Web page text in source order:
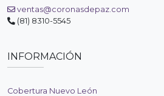
ventas@coronasdepaz.com
(81) 8310-5545
INFORMACIÓN
Cobertura Nuevo León